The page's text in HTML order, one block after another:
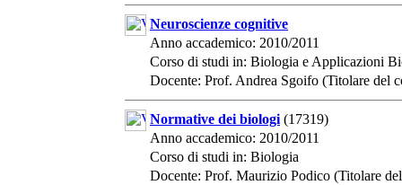
Neuroscienze cognitive
Anno accademico: 2010/2011
Corso di studi in: Biologia e Applicazioni
Docente: Prof. Andrea Sgoifo (Titolare del
Normative dei biologi(17319)
Anno accademico: 2010/2011
Corso di studi in: Biologia
Docente: Prof. Maurizio Podico (Titolare